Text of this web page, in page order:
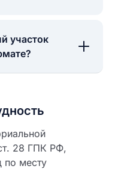
участок
28 ГПК РФ,
по месту